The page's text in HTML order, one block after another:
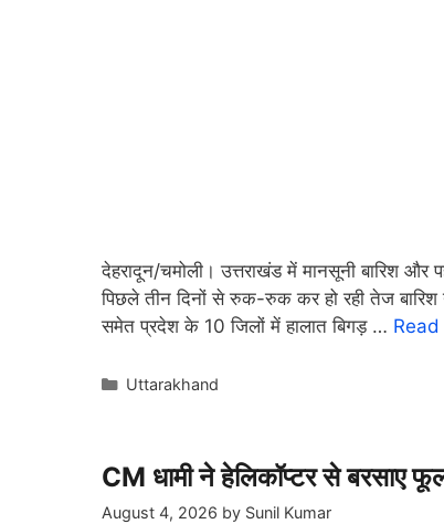
देहरादून/चमोली। उत्तराखंड में मानसूनी बारिश और
पिछले तीन दिनों से रुक-रुक कर हो रही तेज
समेत प्रदेश के 10 जिलों में हालात बिगड़ …
Categories
Uttarakhand
CM धामी ने हेलिकॉप्टर से बरसाए
August 4, 2026 by Sunil Kumar